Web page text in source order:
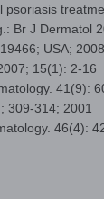
Br J Dermatol
USA; 2008
15(1): 2-16
41(9):
309-314; 2001
46(4):